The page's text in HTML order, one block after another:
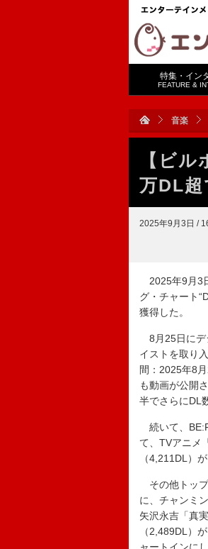
特集・イン
FEATURE &
音楽
【ビ
万DL
2025年9月3日 /
2025年9月3
グ・チャート
獲得した。
8月25日にデ
イストを取り
間：2025年8
も動画が公開
半でさらにDL
続いて、
て、TVアニメ
（4,211DL）
その他トッ
に、チャンミ
矢沢永吉「真
（2,489DL）